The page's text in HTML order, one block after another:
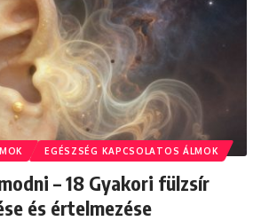
EGÉSZSÉG KAPCSOLATOS ÁLMOK
– 18 Gyakori fülzsír
és értelmezése